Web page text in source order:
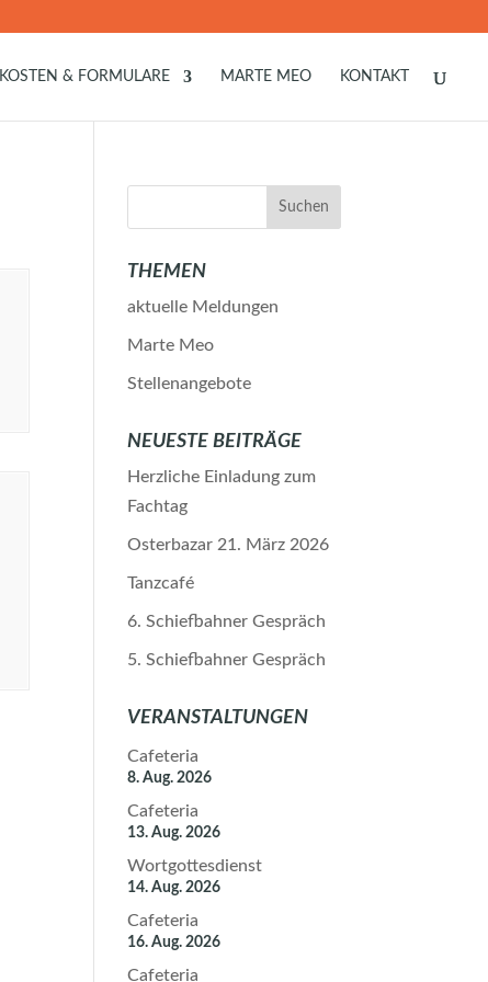
KOSTEN & FORMULARE MARTE MEO KONTAKT
THEMEN
aktuelle Meldungen
Marte Meo
Stellenangebote
NEUESTE BEITRÄGE
Herzliche Einladung zum
Fachtag
Osterbazar 21. März 2026
Tanzcafé
6. Schiefbahner Gespräch
5. Schiefbahner Gespräch
VERANSTALTUNGEN
Cafeteria
8. Aug. 2026
Cafeteria
13. Aug. 2026
Wortgottesdienst
14. Aug. 2026
Cafeteria
16. Aug. 2026
Cafeteria